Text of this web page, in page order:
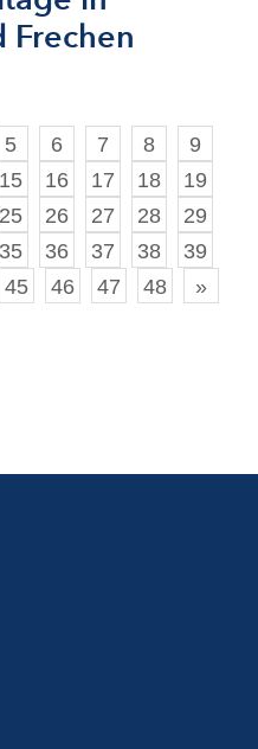
Frechen
5 6 7 8
9
15 16 17 18
19
25 26 27 28
29
35 36 37 38
39
45 46 47 48 »